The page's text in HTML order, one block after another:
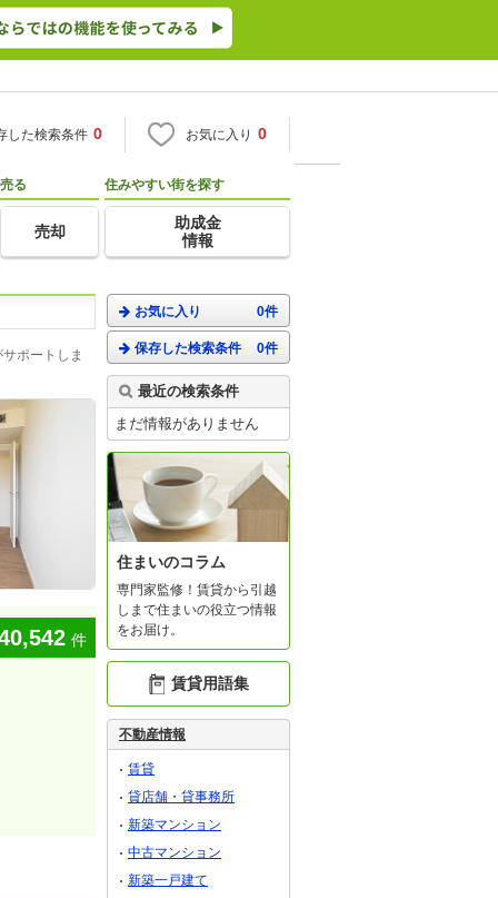
した検索条件 0 お気に入り 0
売る
売却
住みやすい街を探す
助成金
情報
ポートしま
件
お気に入り 0件
保存した検索条件 0件
最近の検索条件
まだ情報がありません
住まいのコラム
専門家監修！賃貸から引越
しまで住まいの役立つ情報
をお届け。
賃貸用語集
不動産情報
賃貸
貸店舗・貸事務所
新築マンション
中古マンション
新築一戸建て